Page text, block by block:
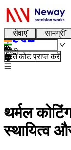
सेवाएं सामग्री
हिन्दी
तुरंत कोट प्राप्त करें
थर्मल
स्थायित्व